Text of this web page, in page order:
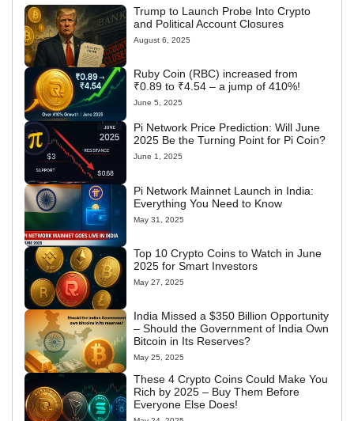
Trump to Launch Probe Into Crypto
and Political Account Closures
August 6, 2025
Ruby Coin (RBC) increased from
₹0.89 to ₹4.54 – a jump of 410%!
June 5, 2025
Pi Network Price Prediction: Will June
2025 Be the Turning Point for Pi Coin?
June 1, 2025
Pi Network Mainnet Launch in India:
Everything You Need to Know
May 31, 2025
Top 10 Crypto Coins to Watch in June
2025 for Smart Investors
May 27, 2025
India Missed a $350 Billion Opportunity
– Should the Government of India Own
Bitcoin in Its Reserves?
May 25, 2025
These 4 Crypto Coins Could Make You
Rich by 2025 – Buy Them Before
Everyone Else Does!